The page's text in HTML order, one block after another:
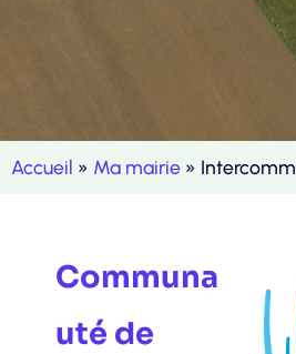
Accueil » Ma mairie »
Communa
uté de